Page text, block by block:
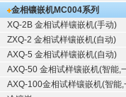
金相镶嵌机MC004系列
XQ-2B 金相试样镶嵌机(手动)
ZXQ-2 金相试样镶嵌机(自动)
AXQ-5 金相试样镶嵌机(自动)
AXQ-50 金相试样镶嵌机(智能,
AXQ-100金相试样镶嵌机(智能,